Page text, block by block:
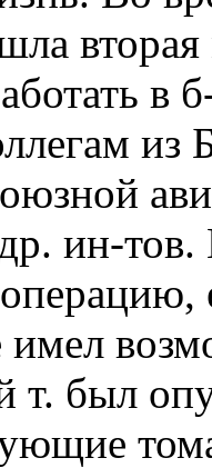
в
из
ин-тов.
имел
т. был